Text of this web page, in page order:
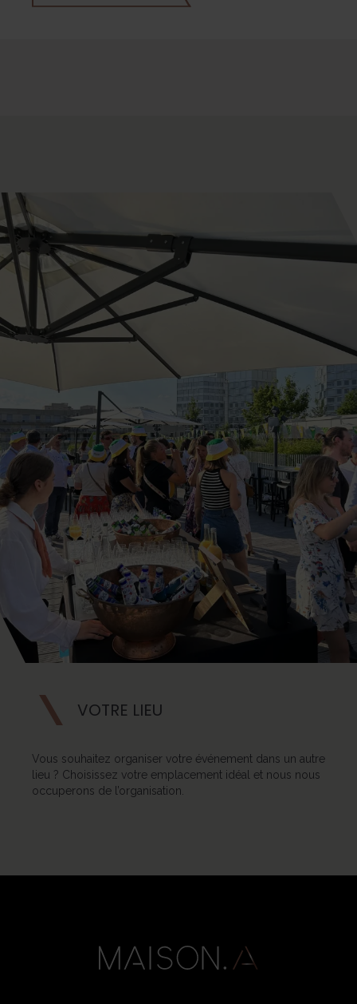
VOTRE LIEU
Vous souhaitez organiser votre événement dans un autre
lieu ? Choisissez votre emplacement idéal et nous nous
occuperons de l’organisation.